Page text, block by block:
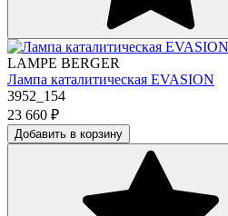
LAMPE BERGER
Лампа каталитическая EVASION
3952_154
23 660 ₽
Добавить в корзину